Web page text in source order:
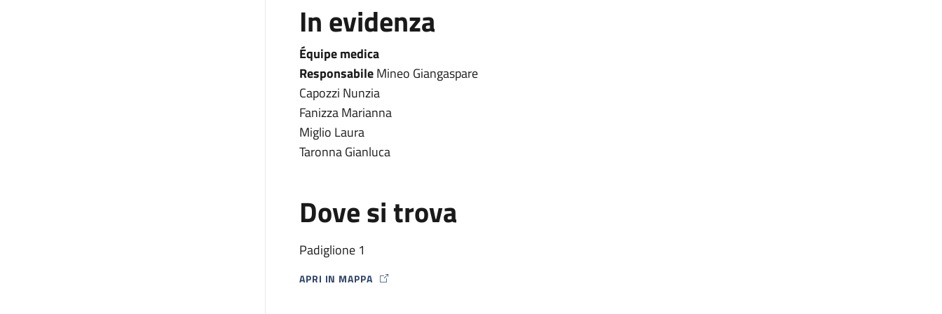
In evidenza
Équipe medica
ResponsabileMineo Giangaspare
Capozzi Nunzia
Fanizza Marianna
Miglio Laura
Taronna Gianluca
Dove si trova
Padiglione 1
APRI IN MAPPA
MAP ICON